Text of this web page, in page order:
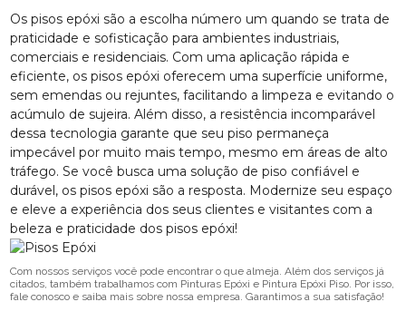
Os pisos epóxi são a escolha número um quando se trata de
praticidade e sofisticação para ambientes industriais,
comerciais e residenciais. Com uma aplicação rápida e
eficiente, os pisos epóxi oferecem uma superfície uniforme,
sem emendas ou rejuntes, facilitando a limpeza e evitando o
acúmulo de sujeira. Além disso, a resistência incomparável
dessa tecnologia garante que seu piso permaneça
impecável por muito mais tempo, mesmo em áreas de alto
tráfego. Se você busca uma solução de piso confiável e
durável, os pisos epóxi são a resposta. Modernize seu espaço
e eleve a experiência dos seus clientes e visitantes com a
beleza e praticidade dos pisos epóxi!
Com nossos serviços você pode encontrar o que almeja. Além dos serviços já
citados, também trabalhamos com Pinturas Epóxi e Pintura Epóxi Piso. Por isso,
fale conosco e saiba mais sobre nossa empresa. Garantimos a sua satisfação!